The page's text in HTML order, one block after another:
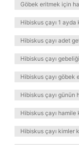
Göbek eritmek için
Hibiskus çayı 1
Hibiskus çayı adet
Hibiskus çayı
Hibiskus çayı göbek
Hibiskus çayı günün
Hibiskus çayı hamile
Hibiskus çayı kimler